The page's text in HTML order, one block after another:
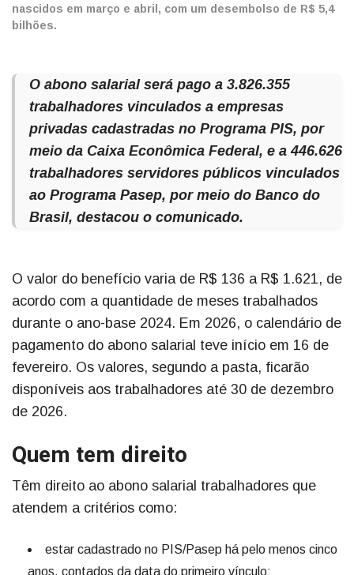
nascidos em março e abril, com um desembolso de R$ 5,4
bilhões.
O abono salarial será pago a 3.826.355
trabalhadores vinculados a empresas
privadas cadastradas no Programa PIS, por
meio da Caixa Econômica Federal, e a 446.626
trabalhadores servidores públicos vinculados
ao Programa Pasep, por meio do Banco do
Brasil, destacou o comunicado.
O valor do benefício varia de R$ 136 a R$ 1.621, de
acordo com a quantidade de meses trabalhados
durante o ano-base 2024. Em 2026, o calendário de
pagamento do abono salarial teve início em 16 de
fevereiro. Os valores, segundo a pasta, ficarão
disponíveis aos trabalhadores até 30 de dezembro
de 2026.
Quem tem direito
Têm direito ao abono salarial trabalhadores que
atendem a critérios como:
estar cadastrado no PIS/Pasep há pelo menos cinco
anos, contados da data do primeiro vínculo;